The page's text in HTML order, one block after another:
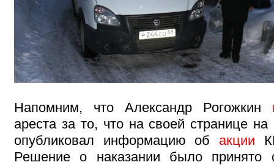
Напомним, что Александр Рогожкин
ареста за то, что на своей странице на
опубликовал информацию об акции
Решение о наказании было принято